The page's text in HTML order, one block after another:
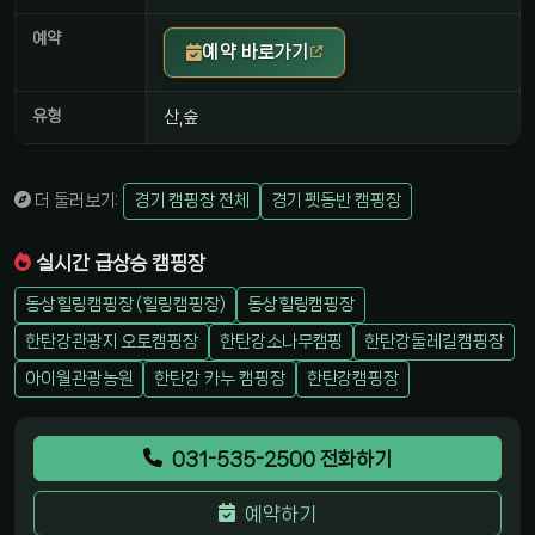
예약
예약 바로가기
유형 산,숲
더 둘러보기: 경기 캠핑장 전체 경기 펫동반 캠핑장
실시간 급상승 캠핑장
동상힐링캠핑장 (힐링캠핑장)
동상힐링캠핑장
한탄강관광지 오토캠핑장
한탄강소나무캠핑
한탄강둘레길캠핑장
아이월관광농원
한탄강 카누 캠핑장 한탄강캠핑장
031-535-2500 전화하기
예약하기